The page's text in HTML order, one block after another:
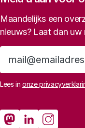
Maandelijks een
nieuws? Laat dan uw
Lees inonze
Sociale media
Rathenau Mastodon
Rathenau